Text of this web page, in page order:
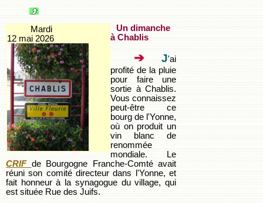
Mardi
12 mai 2026
Un dimanche
à Chablis
➔ J'ai
profité de la pluie
pour faire une
sortie à Chablis.
Vous connaissez
peut-être ce
bourg de l'Yonne,
où on produit un
vin blanc de
renommée
mondiale. Le
CRIF de Bourgogne Franche-Comté avait
réuni son comité directeur dans l'Yonne, et
fait honneur à la synagogue du village, qui
est située Rue des Juifs.